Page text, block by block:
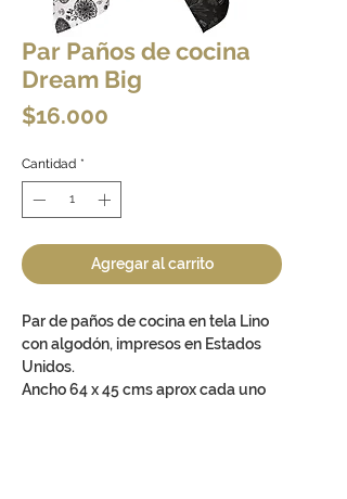
Par Paños de cocina
Dream Big
$16.000
Cantidad *
Agregar al carrito
Par de paños de cocina en tela Lino
con algodón, impresos en Estados
Unidos.
Ancho 64 x 45 cms aprox cada uno